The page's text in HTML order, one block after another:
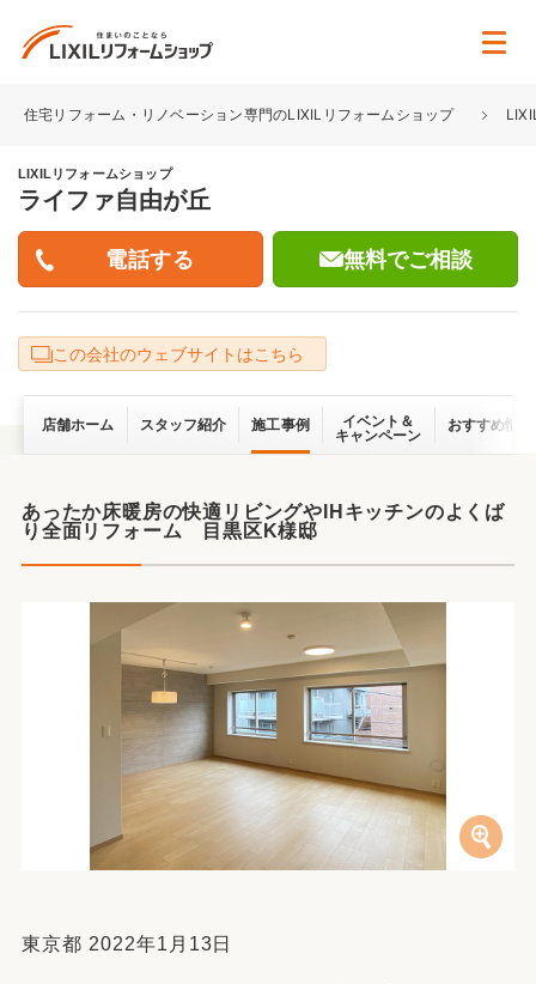
住宅リフォーム・リノベーション専門のLIXILリフォームショップ
LIXILリフォームショップ
ライファ自由が丘
無料でご相談
この会社のウェブサイトはこちら
店舗ホーム スタッフ紹介 施工事例
イベント＆
キャンペーン
おすすめ情報
あったか床暖房の快適リビングやIHキッチンのよくば
り全面リフォーム 目黒区K様邸
東京都 2022年1月13日